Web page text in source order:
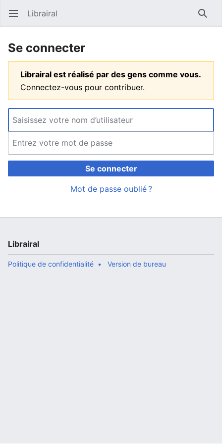
Ouvrir le menu principal Librairal
Se connecter
Librairal est réalisé par des gens comme vous.
Connectez-vous pour contribuer.
Se connecter
Mot de passe oublié ?
Librairal
Politique de confidentialité Version de bureau